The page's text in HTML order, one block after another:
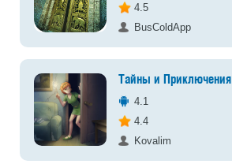
4.5
BusColdApp
Тайны и Приключения
4.1
4.4
Kovalim